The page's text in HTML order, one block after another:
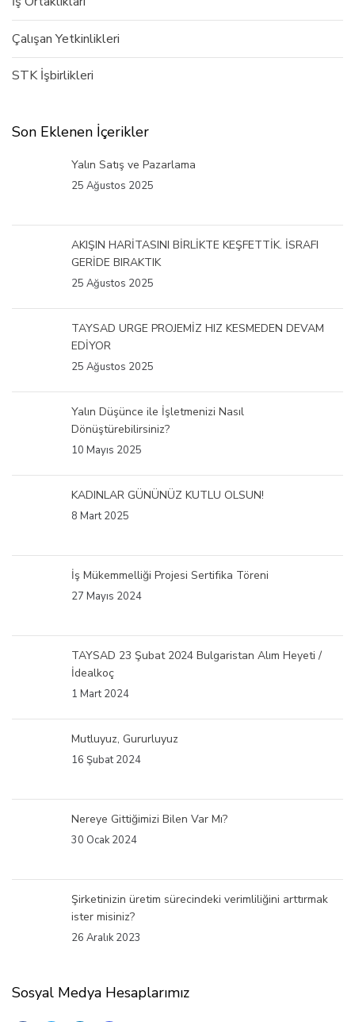
Çalışan Yetkinlikleri
STK İşbirlikleri
Son Eklenen İçerikler
Yalın Satış ve Pazarlama
25 Ağustos 2025
AKIŞIN HARİTASINI BİRLİKTE KEŞFETTİK. İSRAFI
GERİDE BIRAKTIK
25 Ağustos 2025
TAYSAD URGE PROJEMİZ HIZ KESMEDEN DEVAM
EDİYOR
25 Ağustos 2025
Yalın Düşünce ile İşletmenizi Nasıl
Dönüştürebilirsiniz?
10 Mayıs 2025
KADINLAR GÜNÜNÜZ KUTLU OLSUN!
8 Mart 2025
İş Mükemmelliği Projesi Sertifika Töreni
27 Mayıs 2024
TAYSAD 23 Şubat 2024 Bulgaristan Alım Heyeti /
İdealkoç
1 Mart 2024
Mutluyuz, Gururluyuz
16 Şubat 2024
Nereye Gittiğimizi Bilen Var Mı?
30 Ocak 2024
Şirketinizin üretim sürecindeki verimliliğini arttırmak
ister misiniz?
26 Aralık 2023
Sosyal Medya Hesaplarımız